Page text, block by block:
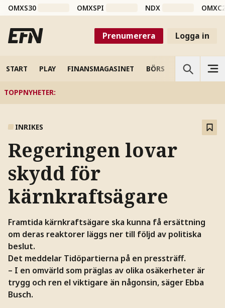
OMXS30 OMXSPI NDX
Prenumerera Logga in
START PLAY FINANSMAGASINET BÖRS VETENSKAP
TOPPNYHETER:
INRIKES
Regeringen lovar
skydd för
kärnkraftsägare
Framtida kärnkraftsägare ska kunna få ersättning
om deras reaktorer läggs ner till följd av politiska
beslut.
Det meddelar Tidöpartierna på en pressträff.
– I en omvärld som präglas av olika osäkerheter är
trygg och ren el viktigare än någonsin, säger Ebba
Busch.